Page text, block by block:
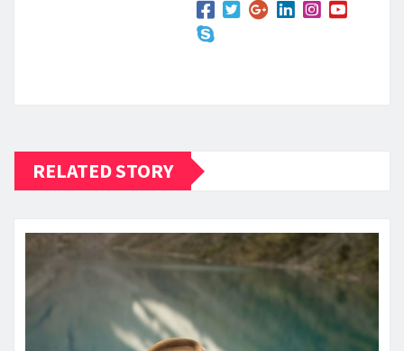
RELATED STORY